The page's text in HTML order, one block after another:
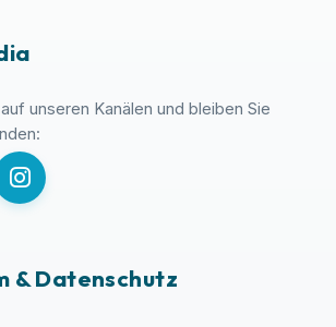
unseren Kanälen und bleiben Sie
& Datenschutz